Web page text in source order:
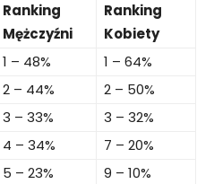
Ranking
Mężczyźni
Ranking
Kobiety
1 – 48%
1 – 64%
2 – 44%
2 – 50%
3 – 33%
3 – 32%
4 – 34%
7 – 20%
5 – 23%
9 – 10%